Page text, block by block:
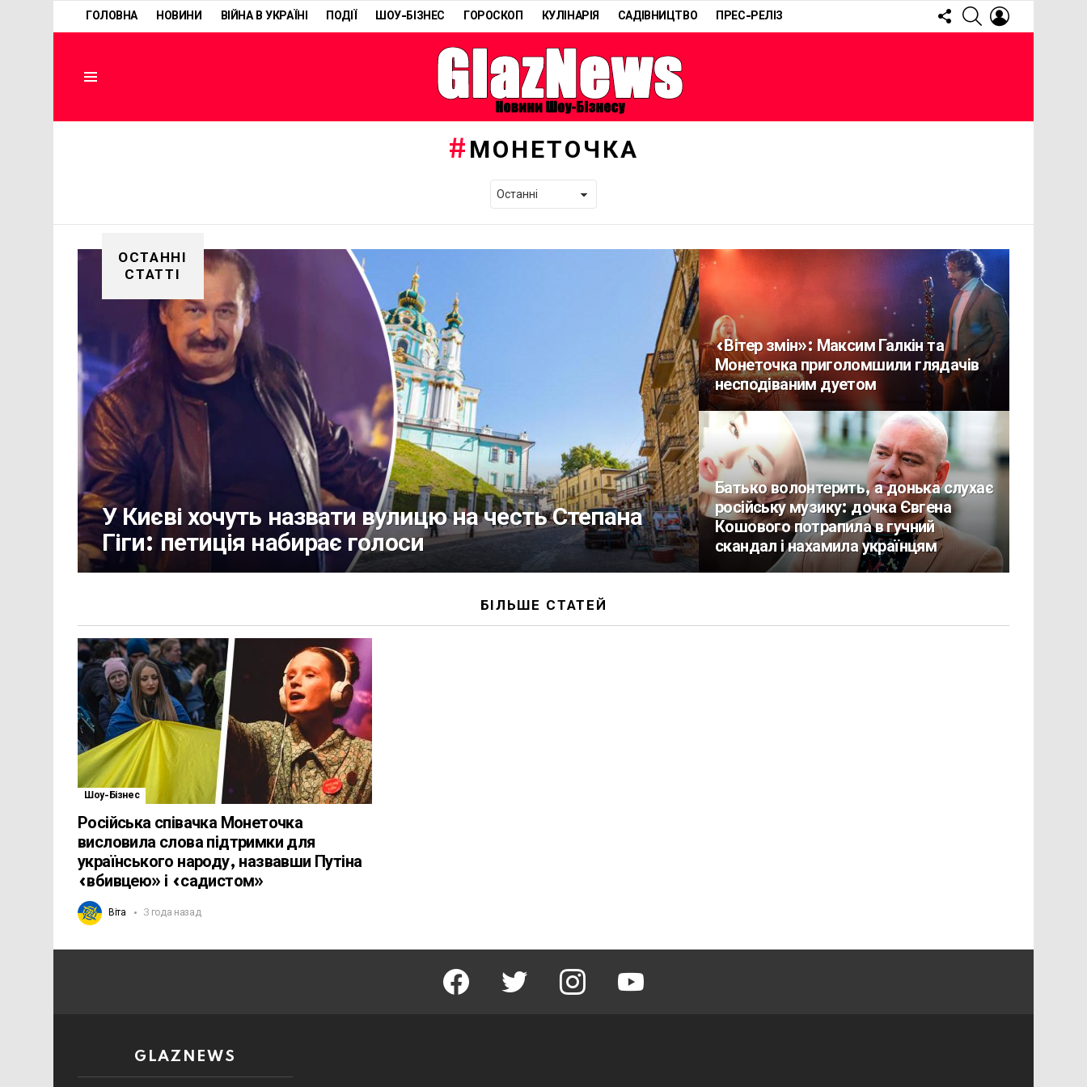
ГОЛОВНА НОВИНИ ВІЙНА В УКРАЇНІ ПОДІЇ ШОУ-БІЗНЕС ГОРОСКОП КУЛІНАРІЯ САДІВНИЦТВО ПРЕС-РЕЛІЗ
FOLLOW
US
SEARCH
МОНЕТОЧКА
ОСТАННІ
СТАТТІ
У Києві хочуть назвати вулицю на честь Степана
Гіги: петиція набирає голоси
«Вітер змін»: Максим Галкін та
Монеточка приголомшили глядачів
несподіваним дуетом
Батько волонтерить, а донька слухає
російську музику: дочка Євгена
Кошового потрапила в гучний
скандал і нахамила українцям
БІЛЬШЕ СТАТЕЙ
Шоу-Бізнес
Російська співачка Монеточка
висловила слова підтримки для
українського народу, назвавши Путіна
«вбивцею» і «садистом»
Віта 3 года назад
facebook twitter instagram youtube
GLAZNEWS